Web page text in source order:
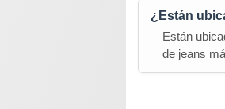
¿Están
Están
de jeans